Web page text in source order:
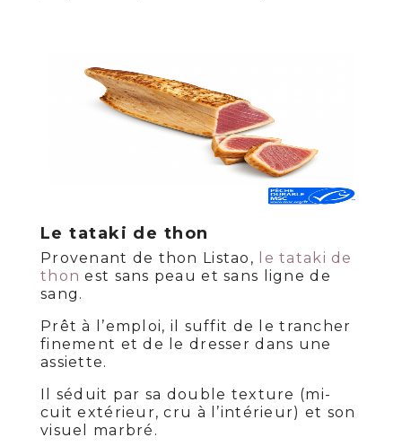
Le tataki de thon
Provenant de thon Listao,
le tataki de
thon est sans peau et sans ligne de
sang.
Prêt à l’emploi, il suffit de le trancher
finement et de le dresser dans une
assiette.
Il séduit par sa double texture (mi-
cuit extérieur, cru à l’intérieur) et son
visuel marbré.